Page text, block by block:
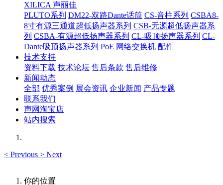
XILICA 声丽佳
PLUTO系列 DM22-双路Dante话筒 CS-音柱系列 CSBA8-
8寸有源三通道超低扬声器系列 CSB-无源超低扬声器系
列 CSBA-有源超低扬声器系列 CL-吸顶扬声器系列 CL-
Dante吸顶扬声器系列 PoE 网络交换机 配件
技术支持
资料下载 技术论坛 售后条款 售后维修
新闻动态
全部 优秀案例 展会资讯 企业新闻 产品专题
联系我们
声网淘宝店
站内搜索
< Previous > Next
你的位置